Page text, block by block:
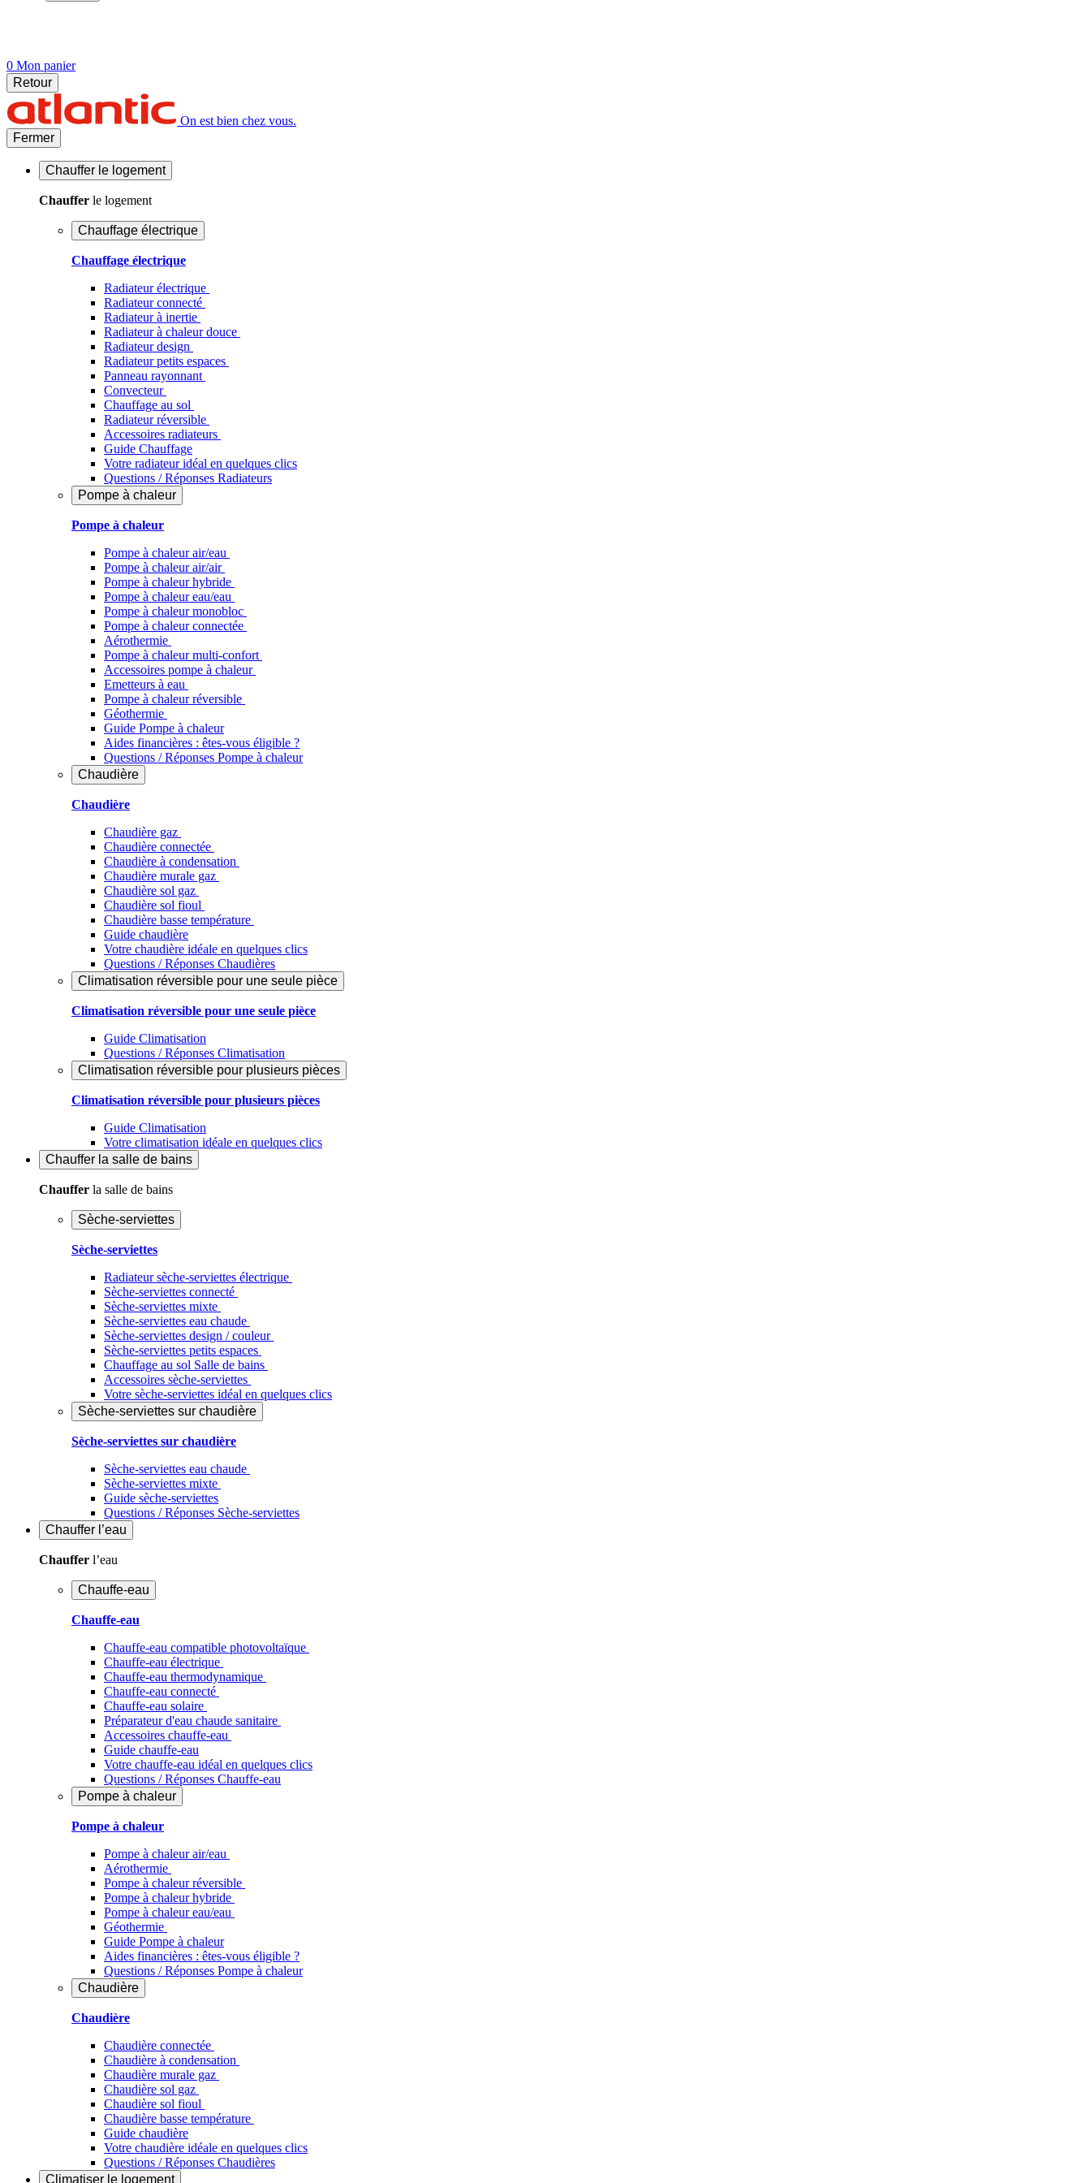
0 Mon panier
Retour
On est bien chez vous.
Fermer
Chauffer le logement
Chauffer le logement
Chauffage électrique
Chauffage électrique
Radiateur électrique
Radiateur connecté
Radiateur à inertie
Radiateur à chaleur douce
Radiateur design
Radiateur petits espaces
Panneau rayonnant
Convecteur
Chauffage au sol
Radiateur réversible
Accessoires radiateurs
Guide Chauffage
Votre radiateur idéal en quelques clics
Questions / Réponses Radiateurs
Pompe à chaleur
Pompe à chaleur
Pompe à chaleur air/eau
Pompe à chaleur air/air
Pompe à chaleur hybride
Pompe à chaleur​ eau/eau
Pompe à chaleur monobloc
Pompe à chaleur connectée
Aérothermie
Pompe à chaleur multi-confort
Accessoires pompe à chaleur
Emetteurs à eau
Pompe à chaleur réversible
Géothermie
Guide Pompe à chaleur
Aides financières : êtes-vous éligible ?
Questions / Réponses Pompe à chaleur
Chaudière
Chaudière
Chaudière gaz
Chaudière connectée
Chaudière à condensation
Chaudière murale gaz
Chaudière sol gaz
Chaudière sol fioul
Chaudière basse température
Guide chaudière
Votre chaudière idéale en quelques clics
Questions / Réponses Chaudières
Climatisation réversible pour une seule pièce
Climatisation réversible pour une seule pièce
Guide Climatisation
Questions / Réponses Climatisation
Climatisation réversible pour plusieurs pièces
Climatisation réversible pour plusieurs pièces
Guide Climatisation
Votre climatisation idéale en quelques clics
Chauffer la salle de bains
Chauffer la salle de bains
Sèche-serviettes
Sèche-serviettes
Radiateur sèche-serviettes électrique
Sèche-serviettes connecté
Sèche-serviettes mixte
Sèche-serviettes eau chaude
Sèche-serviettes design / couleur
Sèche-serviettes petits espaces
Chauffage au sol Salle de bains
Accessoires sèche-serviettes
Votre sèche-serviettes idéal en quelques clics
Sèche-serviettes sur chaudière
Sèche-serviettes sur chaudière
Sèche-serviettes eau chaude
Sèche-serviettes mixte
Guide sèche-serviettes
Questions / Réponses Sèche-serviettes
Chauffer l’eau
Chauffer l’eau
Chauffe-eau
Chauffe-eau
Chauffe-eau compatible photovoltaïque
Chauffe-eau électrique
Chauffe-eau thermodynamique
Chauffe-eau connecté
Chauffe-eau solaire
Préparateur d'eau chaude sanitaire
Accessoires chauffe-eau
Guide chauffe-eau
Votre chauffe-eau idéal en quelques clics
Questions / Réponses Chauffe-eau
Pompe à chaleur
Pompe à chaleur
Pompe à chaleur air/eau
Aérothermie
Pompe à chaleur réversible
Pompe à chaleur hybride
Pompe à chaleur​ eau/eau
Géothermie
Guide Pompe à chaleur
Aides financières : êtes-vous éligible ?
Questions / Réponses Pompe à chaleur
Chaudière
Chaudière
Chaudière connectée
Chaudière à condensation
Chaudière murale gaz
Chaudière sol gaz
Chaudière sol fioul
Chaudière basse température
Guide chaudière
Votre chaudière idéale en quelques clics
Questions / Réponses Chaudières
Climatiser le logement